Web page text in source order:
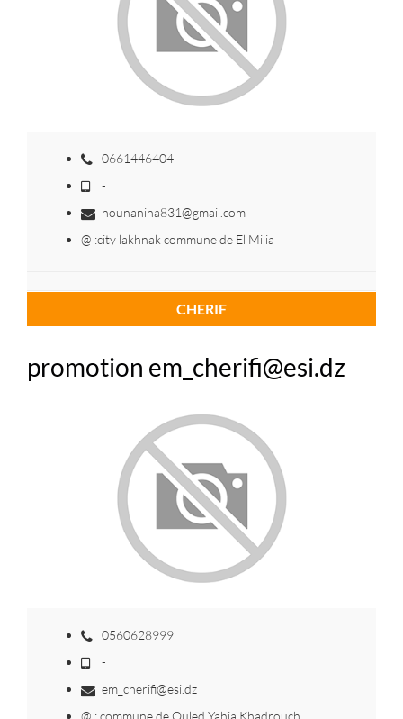
0661446404
-
nounanina831@gmail.com
@ :city lakhnak commune de El Milia
CHERIF
promotion em_cherifi@esi.dz
0560628999
-
em_cherifi@esi.dz